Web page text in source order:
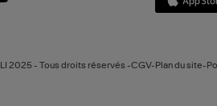
2025 - Tous droits réservés -CGV-Plan du site-